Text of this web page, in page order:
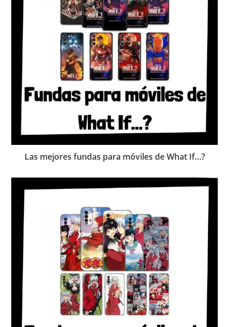
Las mejores fundas para móviles de What If…?